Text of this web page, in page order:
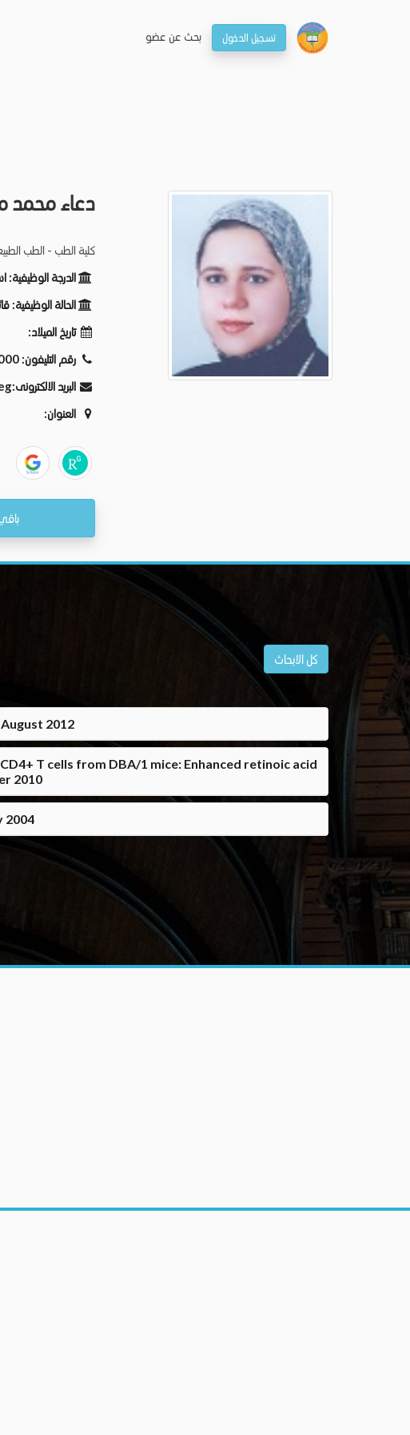
تسجيل الدخول بحـث عن عضو
دعاء محمد
كلية الطب - الطب
الدرجة الوظيفية:
الحالة الوظيفية:
تاريخ الميلاد:
رقم التليفون:
البريد الالكترونى:
العنوان:
كل الابحاث
2012
T cells from DBA/1 mice: Enhanced retinoic acid
2010
2004